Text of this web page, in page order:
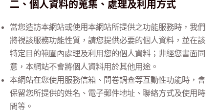
二、個人資料的蒐集、處理及利用方式
當您造訪本網站或使用本網站所提供之功能服務時，我們
將視該服務功能性質，請您提供必要的個人資料，並在該
特定目的範圍內處理及利用您的個人資料；非經您書面同
意，本網站不會將個人資料用於其他用途。
本網站在您使用服務信箱、問卷調查等互動性功能時，會
保留您所提供的姓名、電子郵件地址、聯絡方式及使用時
間等。